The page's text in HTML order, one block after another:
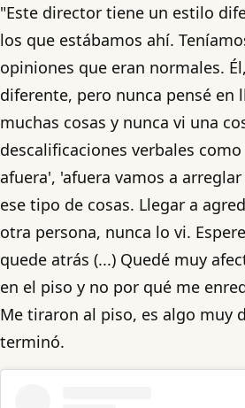
"Este director tiene un estilo
los que estábamos ahí.
opiniones que eran normales.
diferente, pero nunca pensé en
muchas cosas y nunca vi una
descalificaciones verbales
afuera', 'afuera vamos a
ese tipo de cosas. Llegar a
otra persona, nunca lo vi.
quede atrás (...) Quedé muy
en el piso y no por qué me
Me tiraron al piso, es algo muy
terminó.